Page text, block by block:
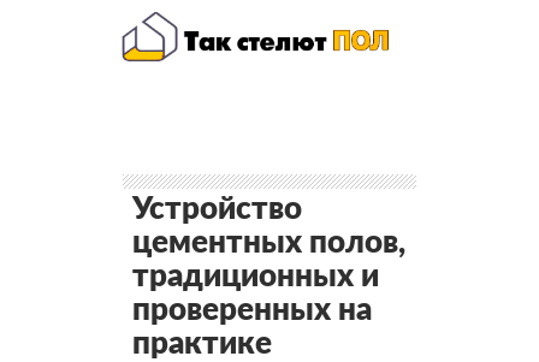
Устройство
цементных полов,
традиционных и
проверенных на
практике